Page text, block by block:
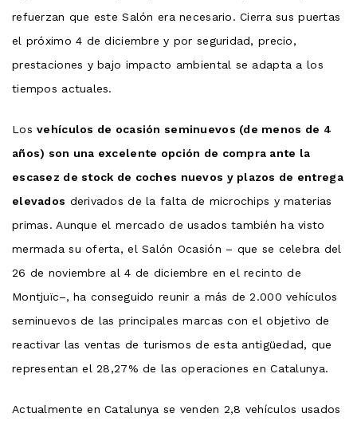
refuerzan que este Salón era necesario. Cierra sus puertas
el próximo 4 de diciembre y por seguridad, precio,
prestaciones y bajo impacto ambiental se adapta a los
tiempos actuales.
Losvehículos de ocasión seminuevos (de menos de 4
años) son una excelente opción de compra ante la
escasez de stock de coches nuevos y plazos de entrega
elevados derivados de la falta de microchips y materias
primas. Aunque el mercado de usados ​​también ha visto
mermada su oferta, el Salón Ocasión – que se celebra del
26 de noviembre al 4 de diciembre en el recinto de
Montjuïc–, ha conseguido reunir a más de 2.000 vehículos
seminuevos de las principales marcas con el objetivo de
reactivar las ventas de turismos de esta antigüedad, que
representan el 28,27% de las operaciones en Catalunya.
Actualmente en Catalunya se venden 2,8 vehículos usados ​​